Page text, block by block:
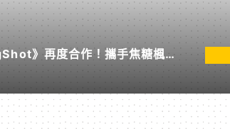
》再度合作！攜手焦糖楓、